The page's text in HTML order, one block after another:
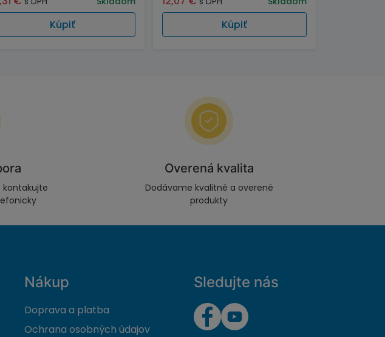
Kúpiť Kúpiť
kontakujte
Overená kvalita
Dodávame kvalitné a overené
produkty
Nákup
Doprava a platba
Ochrana osobných údajov
Sledujte nás